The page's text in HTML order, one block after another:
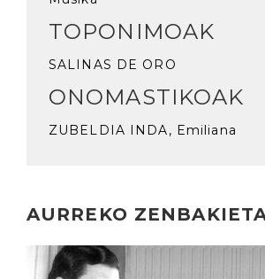
TOPONIMOAK
SALINAS DE ORO
ONOMASTIKOAK
ZUBELDIA INDA, Emiliana
AURREKO
Irakurri